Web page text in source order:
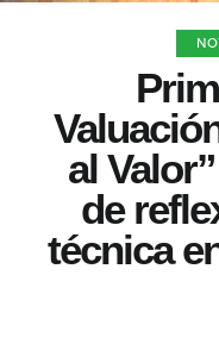
al
de
técnica